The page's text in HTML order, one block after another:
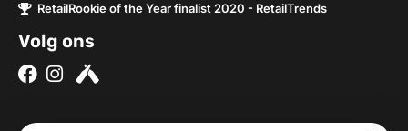
RetailRookie of the Year finalist 2020 - RetailTrends
Volg ons